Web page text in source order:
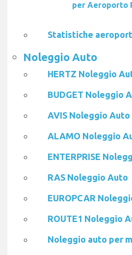
per Aeroporto
Statistiche
Noleggio Auto
HERTZ Noleggio
BUDGET Noleggio
AVIS Noleggio Auto
ALAMO Noleggio
ENTERPRISE
RAS Noleggio Auto
EUROPCAR
ROUTE1 Noleggio
Noleggio auto per